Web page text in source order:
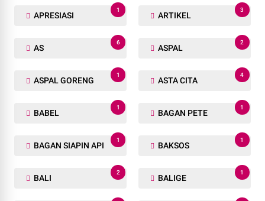
APRESIASI
1
ARTIKEL
3
AS
6
ASPAL
2
ASPAL GORENG
1
ASTA CITA
4
BABEL
1
BAGAN PETE
1
BAGAN SIAPIN API
1
BAKSOS
1
BALI
2
BALIGE
1